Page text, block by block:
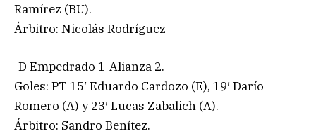
Ramírez (BU).
Árbitro: Nicolás Rodríguez
-D Empedrado 1-Alianza 2.
Goles: PT 15′ Eduardo Cardozo (E), 19′ Darío
Romero (A) y 23′ Lucas Zabalich (A).
Árbitro: Sandro Benítez.